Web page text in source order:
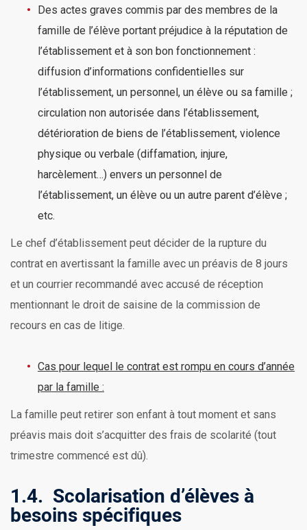
Des actes graves commis par des membres de la
famille de l’élève portant préjudice à la réputation de
l’établissement et à son bon fonctionnement :
diffusion d’informations confidentielles sur
l’établissement, un personnel, un élève ou sa famille ;
circulation non autorisée dans l’établissement,
détérioration de biens de l’établissement, violence
physique ou verbale (diffamation, injure,
harcèlement…) envers un personnel de
l’établissement, un élève ou un autre parent d’élève ;
etc.
Le chef d’établissement peut décider de la rupture du
contrat en avertissant la famille avec un préavis de 8 jours
et un courrier recommandé avec accusé de réception
mentionnant le droit de saisine de la commission de
recours en cas de litige.
Cas pour lequel le contrat est rompu en cours d’année
par la famille :
La famille peut retirer son enfant à tout moment et sans
préavis mais doit s’acquitter des frais de scolarité (tout
trimestre commencé est dû).
1.4. Scolarisation d’élèves à
besoins spécifiques